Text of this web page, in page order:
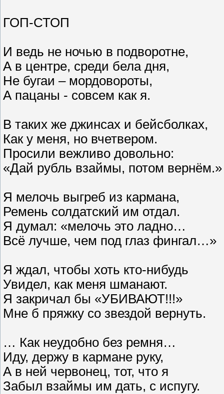
ГОП-СТОП
И ведь не ночью в подворотне,
А в центре, среди бела дня,
Не бугаи – мордовороты,
А пацаны - совсем как я.
В таких же джинсах и бейсболках,
Как у меня, но вчетвером.
Просили вежливо довольно:
«Дай рубль взаймы, потом вернём.»
Я мелочь выгреб из кармана,
Ремень солдатский им отдал.
Я думал: «мелочь это ладно…
Всё лучше, чем под глаз фингал…»
Я ждал, чтобы хоть кто-нибудь
Увидел, как меня шманают.
Я закричал бы «УБИВАЮТ!!!»
Мне б пряжку со звездой вернуть.
… Как неудобно без ремня…
Иду, держу в кармане руку,
А в ней червонец, тот, что я
Забыл взаймы им дать, с испугу.